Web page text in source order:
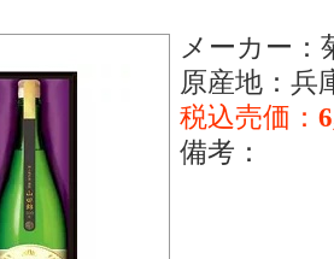
メーカー：
原産地：兵
税込売価：
備考：